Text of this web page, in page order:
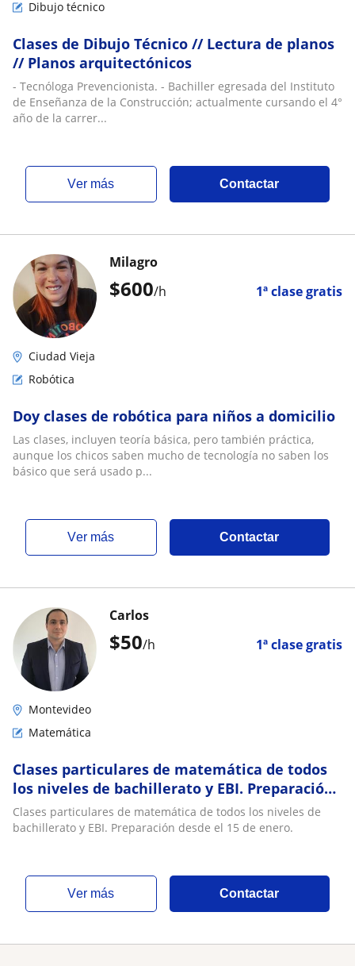
Dibujo técnico
Clases de Dibujo Técnico // Lectura de planos
// Planos arquitectónicos
- Tecnóloga Prevencionista. - Bachiller egresada del Instituto
de Enseñanza de la Construcción; actualmente cursando el 4°
año de la carrer...
ver más Contactar
$600/h 1ª clase gratis
Milagro
Ciudad Vieja
Robótica
Doy clases de robótica para niños a domicilio
Las clases, incluyen teoría básica, pero también práctica,
aunque los chicos saben mucho de tecnología no saben los
básico que será usado p...
ver más Contactar
$50/h 1ª clase gratis
Carlos
Montevideo
Matemática
Clases particulares de matemática de todos
los niveles de bachillerato y EBI. Preparación
desde el 15 de enero
Clases particulares de matemática de todos los niveles de
bachillerato y EBI. Preparación desde el 15 de enero.
ver más Contactar